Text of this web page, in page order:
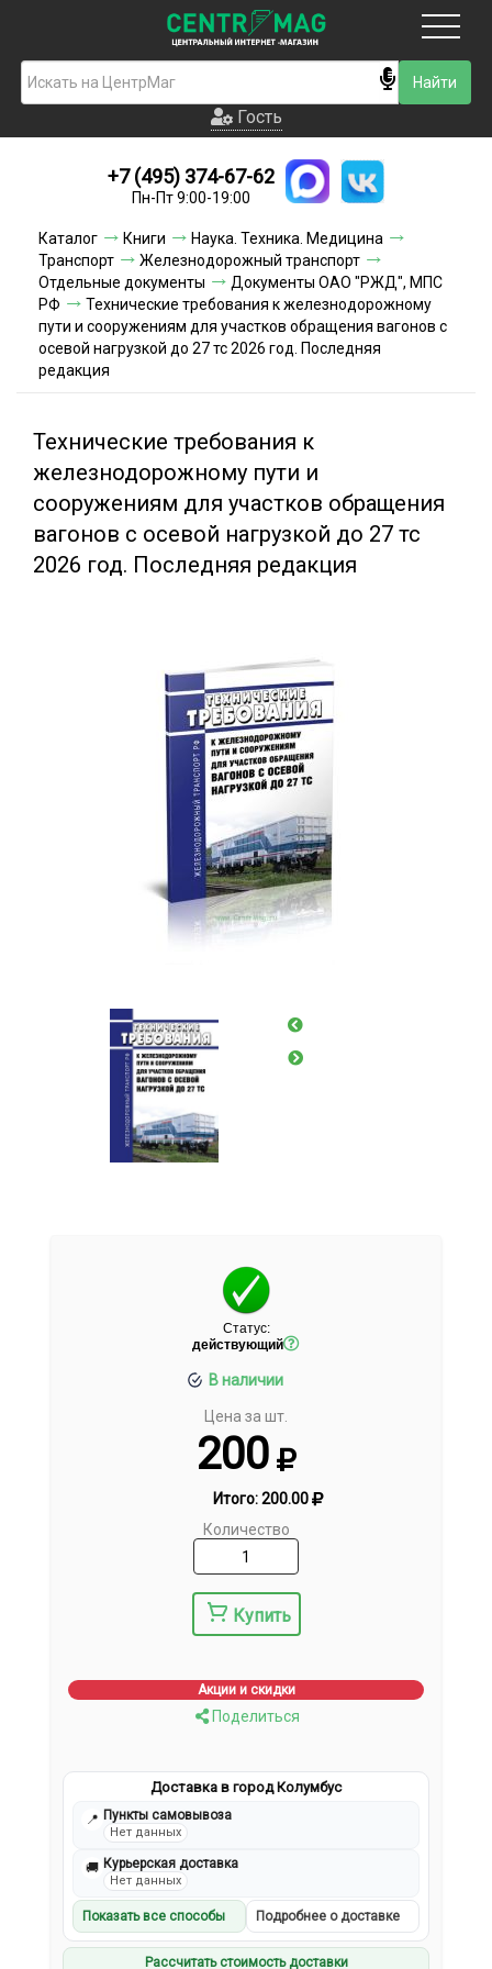
Гость
Новинки
Условия доставки
Условия оплаты
Контакты
Гость
+7 (495) 374-67-62
Пн-Пт 9:00-19:00
Каталог Книги
Наука. Техника. Медицина
Транспорт
Железнодорожный транспорт
Отдельные документы
Документы ОАО "РЖД", МПС
РФ
Технические требования к железнодорожному
пути и сооружениям для участков обращения вагонов с
осевой нагрузкой до 27 тс 2026 год. Последняя
редакция
Технические требования к
железнодорожному пути и
сооружениям для участков обращения
вагонов с осевой нагрузкой до 27 тс
2026 год. Последняя редакция
Статус:
действующий
В наличии
Цена за шт.
200
Итого:200.00
Количество
Купить
Акции и скидки
Поделиться
Доставка в город Колумбус
📍 Пункты самовывоза
Нет данных
🚚 Курьерская доставка
Нет данных
Показать все способы Подробнее о доставке
Рассчитать стоимость доставки